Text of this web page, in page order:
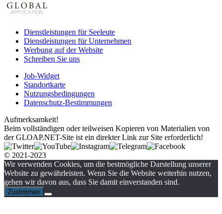
Dienstleistungen für Seeleute
Dienstleistungen für Unternehmen
Werbung auf der Website
Schreiben Sie uns
Job-Widget
Standortkarte
Nutzungsbedingungen
Datenschutz-Bestimmungen
Aufmerksamkeit!
Beim vollständigen oder teilweisen Kopieren von Materialien von
der GLOAP.NET-Site ist ein direkter Link zur Site erforderlich!
© 2021-2023
Wir verwenden Cookies, um die bestmögliche Darstellung unserer
Website zu gewährleisten. Wenn Sie die Website weiterhin nutzen,
gehen wir davon aus, dass Sie damit einverstanden sind.
Zustimmen